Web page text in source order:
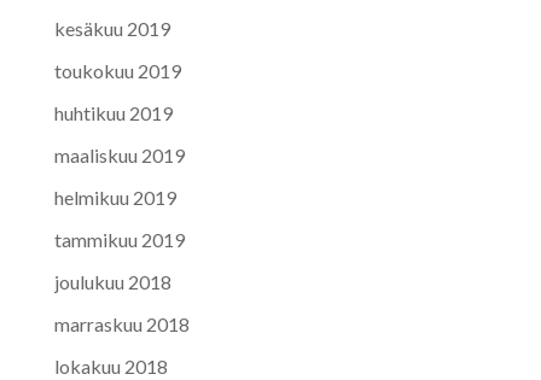
kesäkuu 2019
toukokuu 2019
huhtikuu 2019
maaliskuu 2019
helmikuu 2019
tammikuu 2019
joulukuu 2018
marraskuu 2018
lokakuu 2018